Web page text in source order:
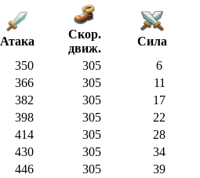
Атака
Скор.
движ.
Сила
350 305
6
366 305
11
382 305
17
398 305
22
414 305
28
430 305
34
446 305
39